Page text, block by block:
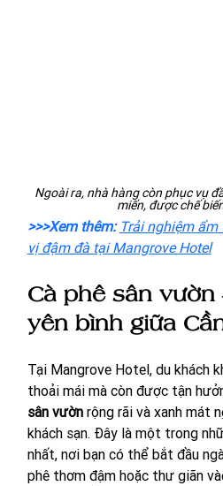
Ngoài ra, nhà hàng còn phục vụ
miến, được chế
>>>Xem thêm: Trải nghiệm
vị đậm đà tại Mangrove Hotel
Cà phê sân vườn
yên bình giữa
Tại Mangrove Hotel, du khách
thoải mái mà còn được tận
sân vườn rộng rãi và xanh mát
khách sạn. Đây là một trong
nhất, nơi bạn có thể bắt đầu
phê thơm đậm hoặc thư giãn